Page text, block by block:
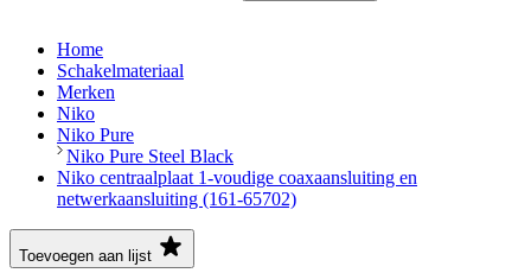
Home
Schakelmateriaal
Merken
Niko
Niko Pure
Niko Pure Steel Black
Niko centraalplaat 1-voudige coaxaansluiting en
netwerkaansluiting (161-65702)
Toevoegen aan lijst